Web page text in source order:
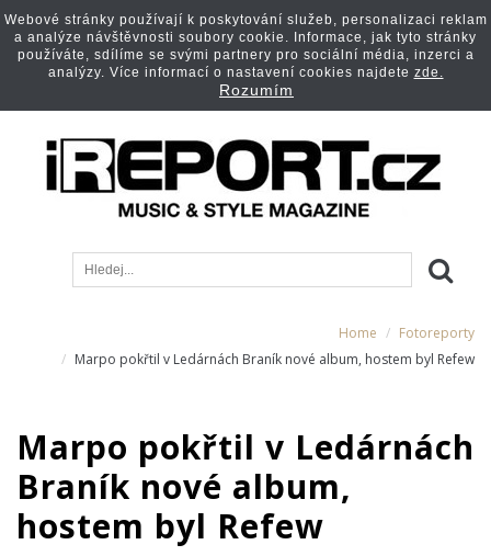
Home
Fotoreporty
Marpo pokřtil v Ledárnách Braník nové album, hostem byl Refew
Marpo pokřtil v Ledárnách
Braník nové album,
hostem byl Refew
Webové stránky používají k poskytování služeb, personalizaci reklam
a analýze návštěvnosti soubory cookie. Informace, jak tyto stránky
používáte, sdílíme se svými partnery pro sociální média, inzerci a
analýzy. Více informací o nastavení cookies najdete zde.
Rozumím